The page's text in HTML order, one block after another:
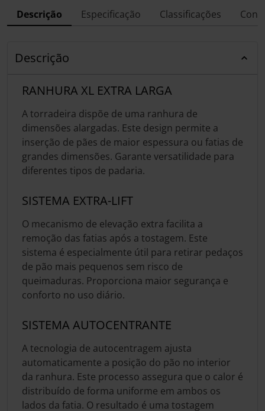
Descrição Especificação Classificações
Descrição
RANHURA XL EXTRA LARGA
A torradeira dispõe de uma ranhura de
dimensões alargadas. Este design permite a
inserção de pães de maior espessura ou fatias de
grandes dimensões. Garante versatilidade para
diferentes tipos de padaria.
SISTEMA EXTRA-LIFT
O mecanismo de elevação extra facilita a
remoção das fatias após a tostagem. Este
sistema é especialmente útil para retirar pedaços
de pão mais pequenos sem risco de
queimaduras. Proporciona maior segurança e
conforto no uso diário.
SISTEMA AUTOCENTRANTE
A tecnologia de autocentragem ajusta
automaticamente a posição do pão no interior
da ranhura. Este processo assegura que o calor é
distribuído de forma uniforme em ambos os
lados da fatia. O resultado é uma tostagem